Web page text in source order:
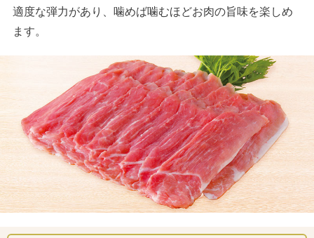
適度な弾力があり、噛めば噛むほどお肉の旨味を楽しめ
ます。